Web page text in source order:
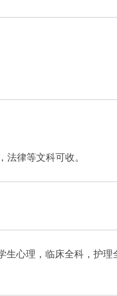
律等文科可收。
生心理，临床全科，护理